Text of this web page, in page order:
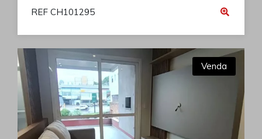
REF CH101295
Venda